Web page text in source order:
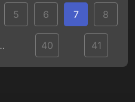
5 6 7 8
40 41